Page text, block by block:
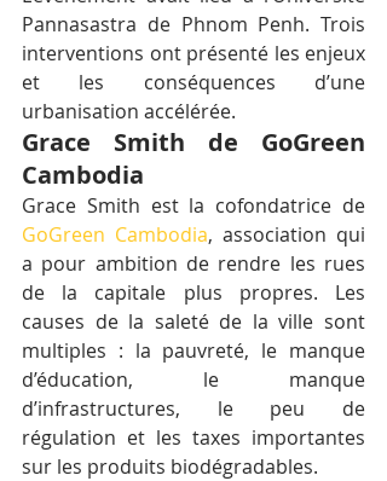
Pannasastra de Phnom Penh. Trois
interventions ont présenté les enjeux
et les conséquences d’une
urbanisation accélérée.
Grace Smith de GoGreen
Cambodia
GoGreen Cambodia, association qui
a pour ambition de rendre les rues
de la capitale plus propres. Les
causes de la saleté de la ville sont
multiples : la pauvreté, le manque
d’éducation, le manque
d’infrastructures, le peu de
régulation et les taxes importantes
sur les produits biodégradables.